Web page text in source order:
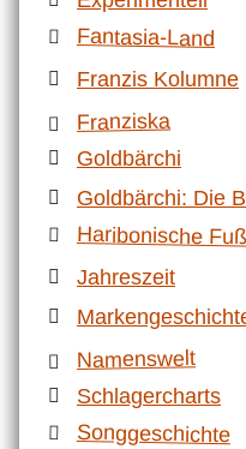
Fantasia-Land
Franzis Kolumne
Franziska
Goldbärchi
Goldbärchi: Die
Haribonische
Jahreszeit
Namenswelt
Schlagercharts
Songgeschichte